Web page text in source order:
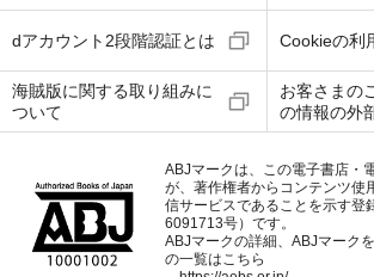
dアカウント2段階認証とは Cookieの利
海賊版に関する取り組みに
ついて
お客さまの
の情報の外
ABJマークは、この電子書店・
が、著作権者からコンテンツ使
信サービスであることを示す登
6091713号）です。
ABJマークの詳細、ABJマーク
の一覧はこちら